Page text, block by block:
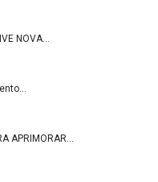
NOVA…
APRIMORAR…